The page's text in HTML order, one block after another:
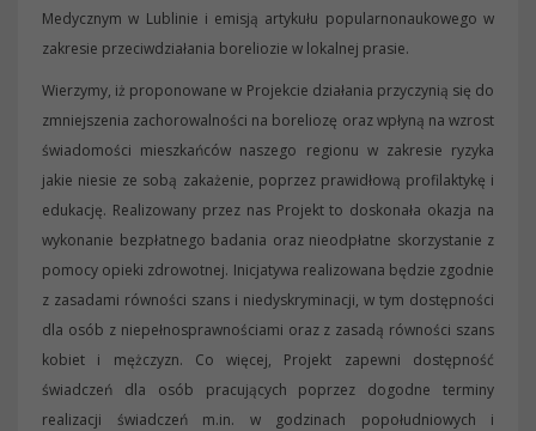
Medycznym w Lublinie i emisją artykułu popularnonaukowego w
zakresie przeciwdziałania boreliozie w lokalnej prasie.
Wierzymy, iż proponowane w Projekcie działania przyczynią się do
zmniejszenia zachorowalności na boreliozę oraz wpłyną na wzrost
świadomości mieszkańców naszego regionu w zakresie ryzyka
jakie niesie ze sobą zakażenie, poprzez prawidłową profilaktykę i
edukację. Realizowany przez nas Projekt to doskonała okazja na
wykonanie bezpłatnego badania oraz nieodpłatne skorzystanie z
pomocy opieki zdrowotnej. Inicjatywa realizowana będzie zgodnie
z zasadami równości szans i niedyskryminacji, w tym dostępności
dla osób z niepełnosprawnościami oraz z zasadą równości szans
kobiet i mężczyzn. Co więcej, Projekt zapewni dostępność
świadczeń dla osób pracujących poprzez dogodne terminy
realizacji świadczeń m.in. w godzinach popołudniowych i